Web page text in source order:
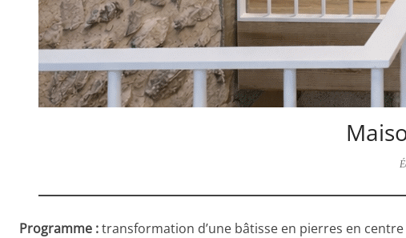
Programme :transformation d’une bâtisse en pierres en